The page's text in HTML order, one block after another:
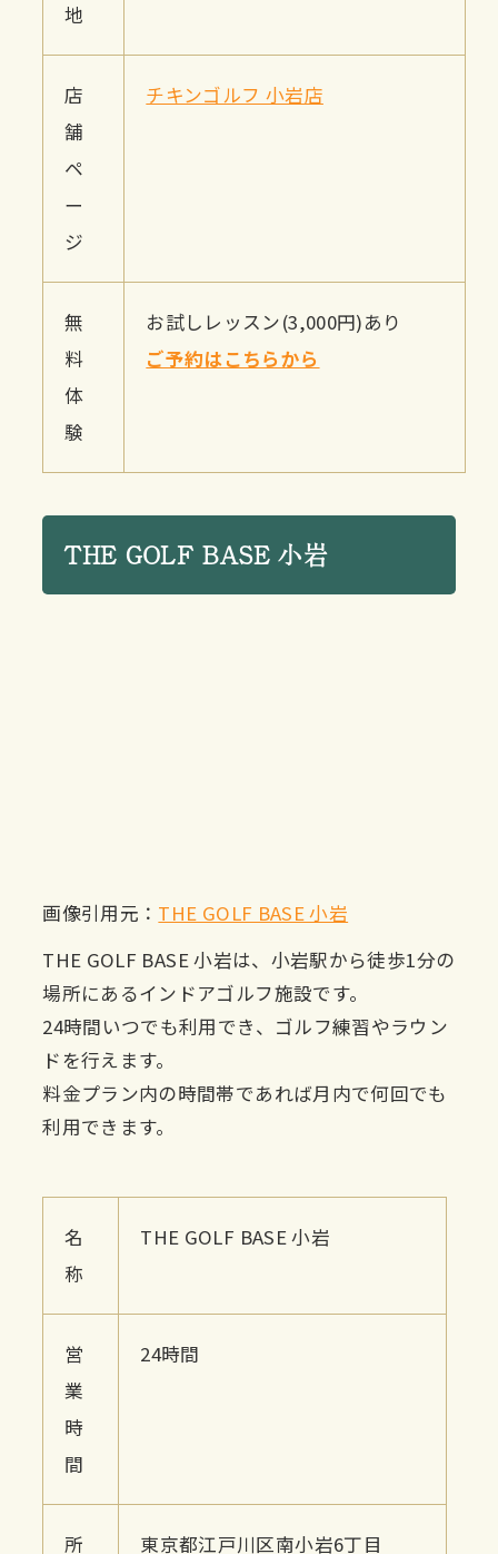
地
店
舗
ペ
ー
ジ
チキンゴルフ 小岩店
無
料
体
験
お試しレッスン(3,000円)あり
ご予約はこちらから
THE GOLF BASE 小岩
画像引用元： THE GOLF BASE 小岩
THE GOLF BASE 小岩は、小岩駅から徒歩1分の
場所にあるインドアゴルフ施設です。
24時間いつでも利用でき、ゴルフ練習やラウン
ドを行えます。
料金プラン内の時間帯であれば月内で何回でも
利用できます。
名
称
THE GOLF BASE 小岩
営
業
時
間
24時間
所 東京都江戸川区南小岩6丁目